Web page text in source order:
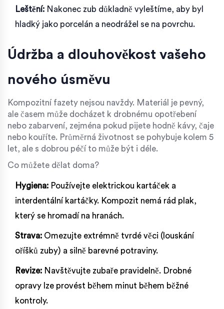
Leštění: Nakonec zub důkladně vyleštíme, aby byl
hladký jako porcelán a neodrážel se na povrchu.
Údržba a dlouhověkost vašeho
nového úsměvu
Kompozitní fazety nejsou navždy. Materiál je pevný,
ale časem může docházet k drobnému opotřebení
nebo zabarvení, zejména pokud pijete hodně kávy, čaje
nebo kouříte. Průměrná životnost se pohybuje kolem 5
let, ale s dobrou péčí to může být i déle.
Co můžete dělat doma?
Hygiena: Používejte elektrickou kartáček a
interdentální kartáčky. Kompozit nemá rád plak,
který se hromadí na hranách.
Strava: Omezujte extrémně tvrdé věci (louskání
oříšků zuby) a silně barevné potraviny.
Revize: Navštěvujte zubaře pravidelně. Drobné
opravy lze provést během minut během běžné
kontroly.